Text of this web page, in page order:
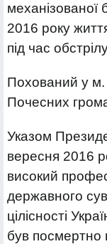
2016 року
під час
Похований у
Почесних
Указом
вересня 2016
високий
державного
цілісності
був